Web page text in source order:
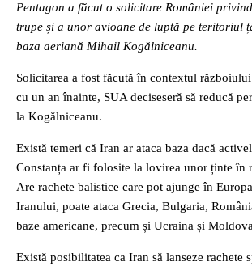
Pentagon a făcut o solicitare României
trupe și a unor avioane de luptă pe teritoriul
baza aeriană Mihail Kogălniceanu.
Solicitarea a fost făcută în contextul
cu un an înainte, SUA deciseseră să reducă
la Kogălniceanu.
Există temeri că Iran ar ataca baza dacă
Constanța ar fi folosite la lovirea unor ținte în
Are rachete balistice care pot ajunge în
Iranului, poate ataca Grecia, Bulgaria,
baze americane, precum și Ucraina și
Există posibilitatea ca Iran să lanseze rachete